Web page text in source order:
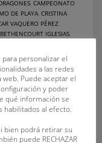
CAMPEONATO
DE PLAYA CRISTINA
VAQUERO PÉREZ
IGLESIAS
personalizar el
a las redes
Puede aceptar el
y poder
qué información se
habilitados al efecto.
bien podrá retirar su
puede RECHAZAR